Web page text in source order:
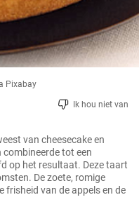
Pixabay
Ik hou niet van
van cheesecake en
tot een
op het resultaat. Deze taart
De zoete, romige
frisheid van de appels en de